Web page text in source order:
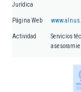
Jurídica
Página Web
Actividad
Servicios